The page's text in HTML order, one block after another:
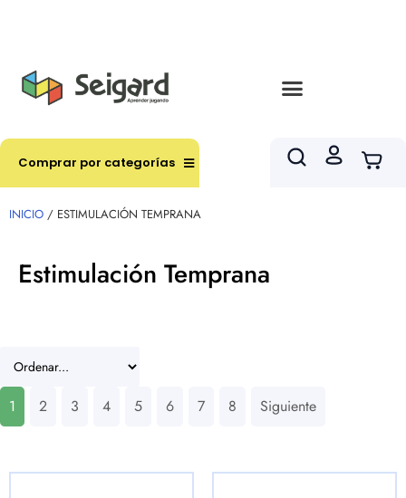
Comprar por categorías
INICIO / ESTIMULACIÓN TEMPRANA
Estimulación Temprana
1 2 3 4 5 6 7 8 Siguiente